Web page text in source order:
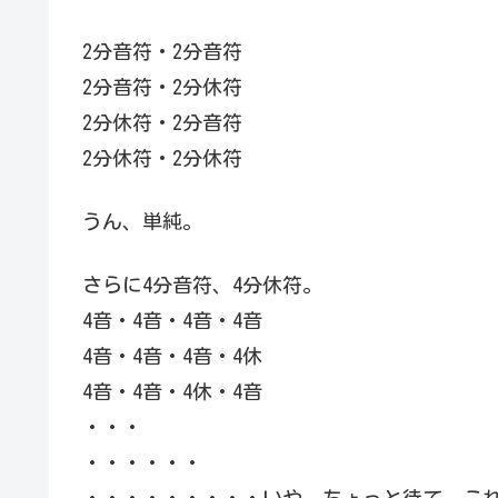
2分音符・2分音符
2分音符・2分休符
2分休符・2分音符
2分休符・2分休符
うん、単純。
さらに4分音符、4分休符。
4音・4音・4音・4音
4音・4音・4音・4休
4音・4音・4休・4音
・・・
・・・・・・